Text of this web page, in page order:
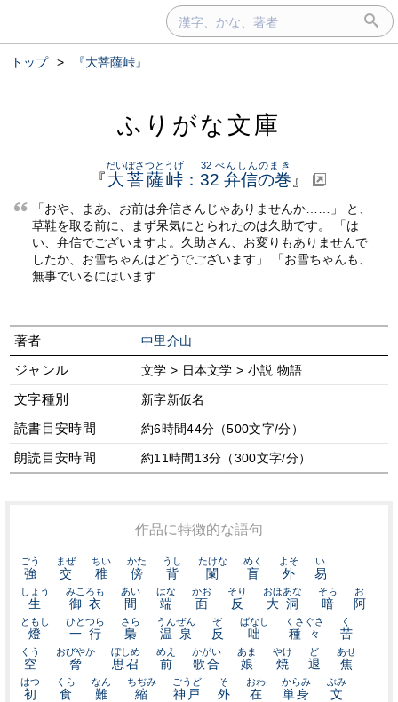
トップ > 『大菩薩峠』
ふりがな文庫
『大菩薩峠
だいぼさつとうげ
： 32 弁信の巻
32 べんしんのまき
』
「おや、まあ、お前は弁信さんじゃありませんか……」 と、
草鞋を取る前に、まず呆気にとられたのは久助です。 「は
い、弁信でございますよ。久助さん、お変りもありませんで
したか、お雪ちゃんはどうでございます」 「お雪ちゃんも、
無事でいるにはいます …
著者 中里介山
ジャンル 文学 > 日本文学 > 小説 物語
文字種別 新字新仮名
読書目安時間 約6時間44分（500文字/分）
朗読目安時間 約11時間13分（300文字/分）
作品に特徴的な語句
強
ごう
交
まぜ
稚
ちい
傍
かた
背
うし
闌
たけな
盲
めく
外
よそ
易
い
生
しょう
御衣
みころも
間
あい
端
はな
面
かお
反
そり
大洞
おほあな
暗
そら
阿
お
燈
ともし
一行
ひとつら
梟
さら
温泉
うんぜん
反
ぞ
咄
ばなし
種々
くさぐさ
苦
く
空
くう
脅
おびやか
思召
ぼしめ
前
めえ
歌合
かがい
娘
あま
焼
やけ
退
ど
焦
あせ
初
はつ
食
くら
難
なん
縮
ちぢみ
神戸
ごうど
外
そ
在
おわ
単身
からみ
文
ぶみ